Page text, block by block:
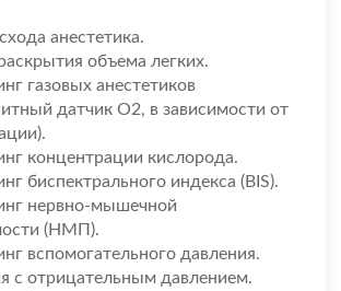
анестетика.
объема легких.
газовых анестетиков
датчик O2, в зависимости от
концентрации кислорода.
биспектрального индекса (BIS).
нервно-мышечной
(НМП).
вспомогательного давления.
с отрицательным давлением.